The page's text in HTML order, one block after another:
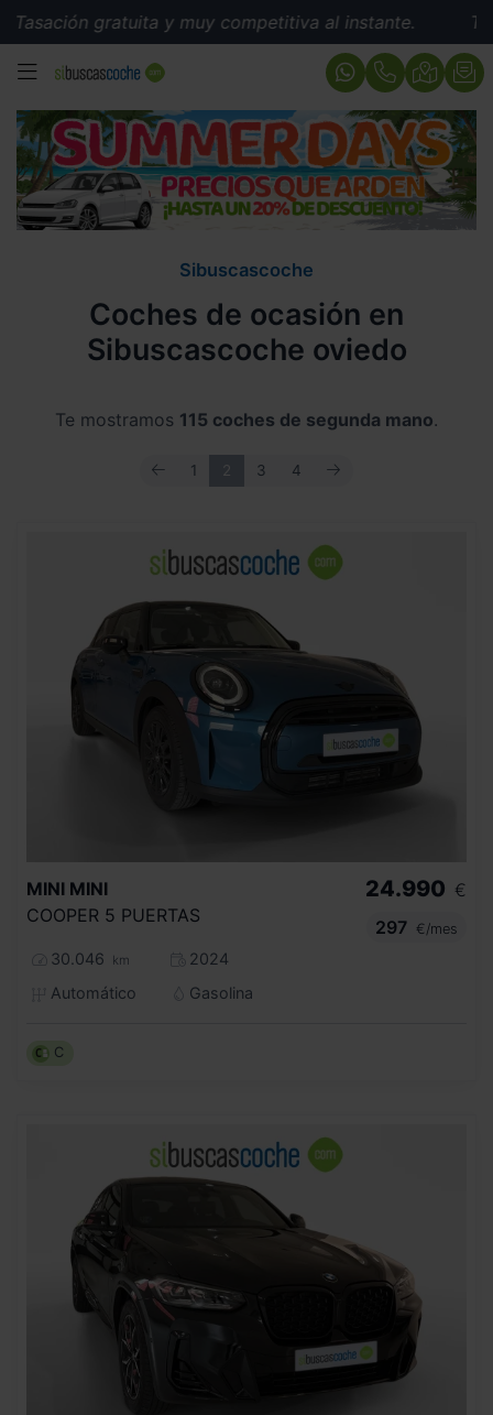
gratuita y muy competitiva al instante. Tasación
MENÚ
Sibuscascoche
Coches de ocasión en
Sibuscascoche oviedo
Te mostramos 115 coches de segunda mano.
ANTERIOR
1 2 3 4 SIGUIENTE
MINI MINI
COOPER 5 PUERTAS
30.046 km
2024
Automático
Gasolina
24.990 €
297
€/mes
C